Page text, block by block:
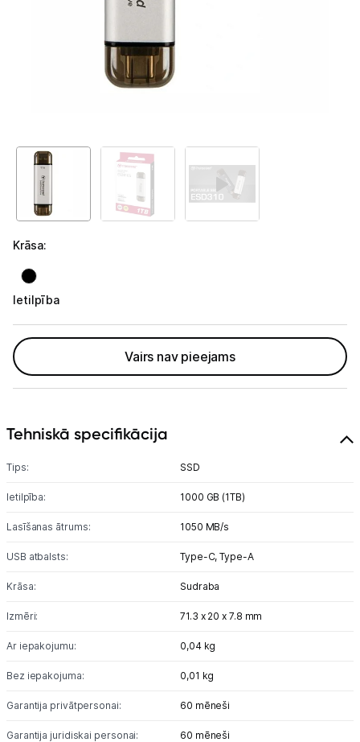
GAMING pasaule >
Portatīvie datori un piederumi
Audio
Spēļu konsoles un piederumi
Datu nesēji
Ārējie cietie diski
USB zibatmiņas
Projektori un ekrāni
Drukas iekārtas
Telefoni, planšetdatori
Sadzīves tehnika
Skaistumkopšana
Krāsa:
Ietilpība
Vairs nav pieejams
Tehniskā specifikācija
Tips: SSD
Ietilpība: 1000 GB (1TB)
Lasīšanas ātrums: 1050 MB/s
USB atbalsts: Type-C,Type-A
Krāsa: Sudraba
Izmēri: 71.3 x 20 x 7.8 mm
Ar iepakojumu: 0,04 kg
Bez iepakojuma: 0,01 kg
Garantija privātpersonai: 60 mēneši
Garantija juridiskai personai: 60 mēneši